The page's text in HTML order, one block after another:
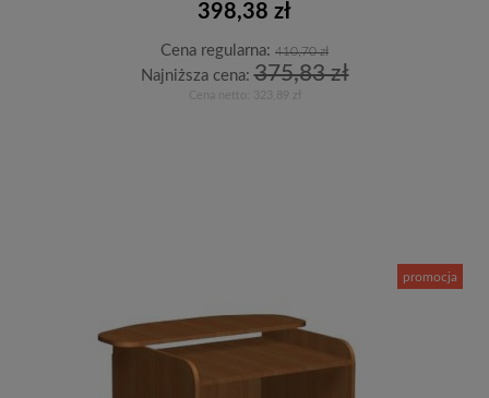
398,38 zł
Cena regularna: 410,70 zł
Najniższa cena:375,83 zł
323,89 zł
promocja